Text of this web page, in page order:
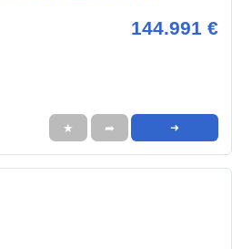
144.991 €
★ ➦ ➜